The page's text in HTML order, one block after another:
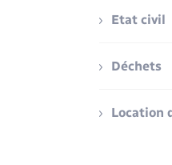
Etat civil
Déchets
Location